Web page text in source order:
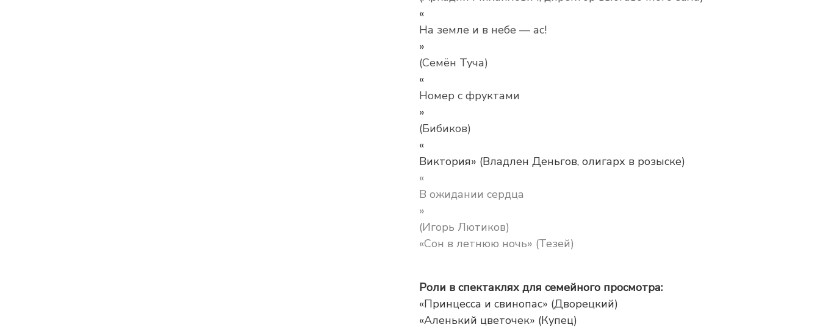
«
На земле и в небе — ас!
»
(Семён Туча)
«
Номер с фруктами
»
(Бибиков)
«
Виктория» (Владлен Деньгов, олигарх в розыске)
«
В ожидании сердца
»
(Игорь Лютиков)
«Сон в летнюю ночь» (Тезей)
Роли в спектаклях для семейного просмотра:
«Принцесса и свинопас» (Дворецкий)
«Аленький цветочек» (Купец)